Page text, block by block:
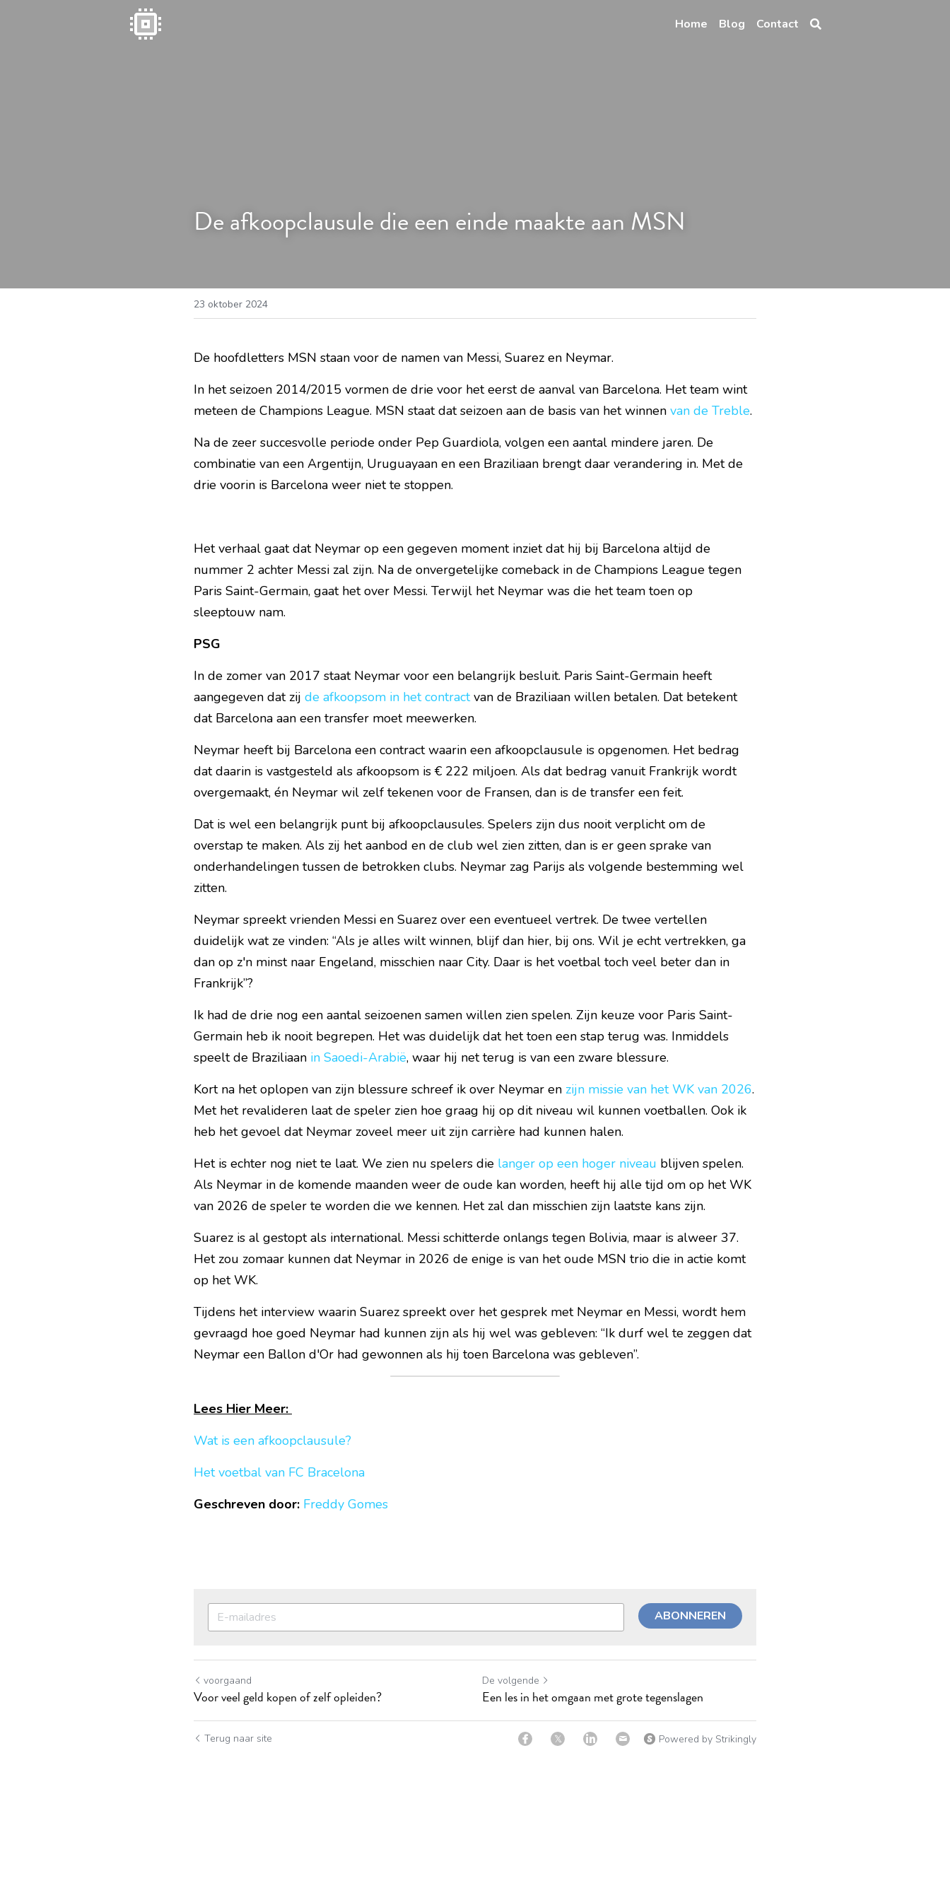
Home Blog Contact
De afkoopclausule die een einde maakte aan MSN
23 oktober 2024
De hoofdletters MSN staan voor de namen van Messi, Suarez en Neymar.
In het seizoen 2014/2015 vormen de drie voor het eerst de aanval van Barcelona. Het team wint
meteen de Champions League. MSN staat dat seizoen aan de basis van het winnen van de Treble.
Na de zeer succesvolle periode onder Pep Guardiola, volgen een aantal mindere jaren. De
combinatie van een Argentijn, Uruguayaan en een Braziliaan brengt daar verandering in. Met de
drie voorin is Barcelona weer niet te stoppen.
Het verhaal gaat dat Neymar op een gegeven moment inziet dat hij bij Barcelona altijd de
nummer 2 achter Messi zal zijn. Na de onvergetelijke comeback in de Champions League tegen
Paris Saint-Germain, gaat het over Messi. Terwijl het Neymar was die het team toen op
sleeptouw nam.
PSG
In de zomer van 2017 staat Neymar voor een belangrijk besluit. Paris Saint-Germain heeft
aangegeven dat zij de afkoopsom in het contract van de Braziliaan willen betalen. Dat betekent
dat Barcelona aan een transfer moet meewerken.
Neymar heeft bij Barcelona een contract waarin een afkoopclausule is opgenomen. Het bedrag
dat daarin is vastgesteld als afkoopsom is € 222 miljoen. Als dat bedrag vanuit Frankrijk wordt
overgemaakt, én Neymar wil zelf tekenen voor de Fransen, dan is de transfer een feit.
Dat is wel een belangrijk punt bij afkoopclausules. Spelers zijn dus nooit verplicht om de
overstap te maken. Als zij het aanbod en de club wel zien zitten, dan is er geen sprake van
onderhandelingen tussen de betrokken clubs. Neymar zag Parijs als volgende bestemming wel
zitten.
Neymar spreekt vrienden Messi en Suarez over een eventueel vertrek. De twee vertellen
duidelijk wat ze vinden: “Als je alles wilt winnen, blijf dan hier, bij ons. Wil je echt vertrekken, ga
dan op z'n minst naar Engeland, misschien naar City. Daar is het voetbal toch veel beter dan in
Frankrijk”?
Ik had de drie nog een aantal seizoenen samen willen zien spelen. Zijn keuze voor Paris Saint-
Germain heb ik nooit begrepen. Het was duidelijk dat het toen een stap terug was. Inmiddels
speelt de Braziliaan in Saoedi-Arabië, waar hij net terug is van een zware blessure.
Kort na het oplopen van zijn blessure schreef ik over Neymar en zijn missie van het WK van 2026.
Met het revalideren laat de speler zien hoe graag hij op dit niveau wil kunnen voetballen. Ook ik
heb het gevoel dat Neymar zoveel meer uit zijn carrière had kunnen halen.
Het is echter nog niet te laat. We zien nu spelers die langer op een hoger niveau blijven spelen.
Als Neymar in de komende maanden weer de oude kan worden, heeft hij alle tijd om op het WK
van 2026 de speler te worden die we kennen. Het zal dan misschien zijn laatste kans zijn.
Suarez is al gestopt als international. Messi schitterde onlangs tegen Bolivia, maar is alweer 37.
Het zou zomaar kunnen dat Neymar in 2026 de enige is van het oude MSN trio die in actie komt
op het WK.
Tijdens het interview waarin Suarez spreekt over het gesprek met Neymar en Messi, wordt hem
gevraagd hoe goed Neymar had kunnen zijn als hij wel was gebleven: “Ik durf wel te zeggen dat
Neymar een Ballon d'Or had gewonnen als hij toen Barcelona was gebleven”.
Lees Hier Meer:
Wat is een afkoopclausule?
Het voetbal van FC Bracelona
Geschreven door: Freddy Gomes
ABONNEREN
voorgaand
Voor veel geld kopen of zelf opleiden?
De volgende
Een les in het omgaan met grote tegenslagen
Terug naar site Powered by Strikingly